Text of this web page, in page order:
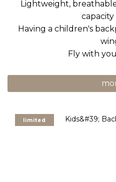
Lightweight,
capacity
Having a children's
Fly with
limited